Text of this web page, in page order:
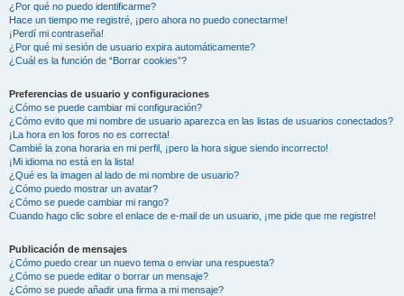
¿Por qué no puedo identificarme?
Hace un tiempo me registré, ¡pero ahora no puedo conectarme!
¡Perdí mi contraseña!
¿Por qué mi sesión de usuario expira automáticamente?
¿Cuál es la función de “Borrar cookies”?
Preferencias de usuario y configuraciones
¿Cómo se puede cambiar mi configuración?
¿Cómo evito que mi nombre de usuario aparezca en las listas de usuarios conectados?
¡La hora en los foros no es correcta!
Cambié la zona horaria en mi perfil, ¡pero la hora sigue siendo incorrecto!
¡Mi idioma no está en la lista!
¿Qué es la imagen al lado de mi nombre de usuario?
¿Cómo puedo mostrar un avatar?
¿Cómo se puede cambiar mi rango?
Cuando hago clic sobre el enlace de e-mail de un usuario, ¡me pide que me registre!
Publicación de mensajes
¿Cómo puedo crear un nuevo tema o enviar una respuesta?
¿Cómo se puede editar o borrar un mensaje?
¿Cómo se puede añadir una firma a mi mensaje?